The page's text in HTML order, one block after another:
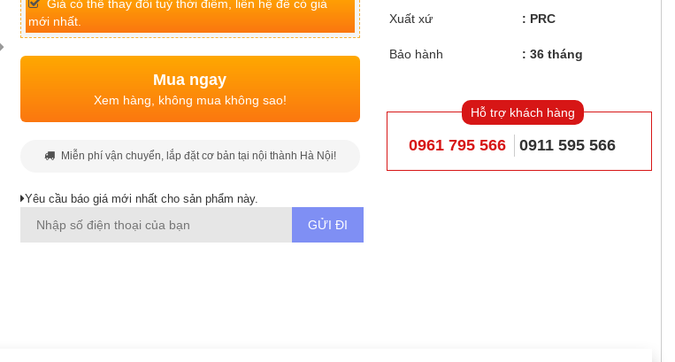
Giá có thể thay đổi tuỳ thời điểm, liên hệ để có giá
mới nhất.
Mua ngay
Xem hàng, không mua không sao!
Miễn phí vận chuyển, lắp đặt cơ bản tại nội thành Hà Nội!
Yêu cầu báo giá mới nhất cho sản phẩm này.
Xuất xứ PRC
Bảo hành 36 tháng
Hỗ trợ khách hàng
0961 795 566 0911 595 566